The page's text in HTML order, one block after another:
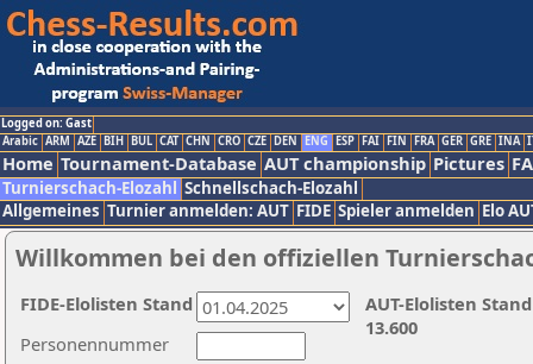
Logged on: Gast
Arabic ARM AZE BIH BUL CAT CHN CRO CZE DEN ENG ESP FAI FIN FRA GER GRE INA
Home Tournament-Database AUT championship Pictures
Turnierschach-Elozahl Schnellschach-Elozahl
Allgemeines Turnier anmelden: AUT FIDE Spieler anmelden Elo
Willkommen bei den offiziellen
Personennummer
AUT-Elolisten
13.600
FIDE-Elolisten Stand